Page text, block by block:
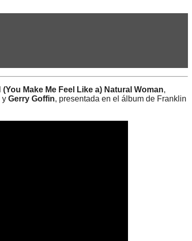
(You Make Me Feel Like a) Natural Woman,
y Gerry Goffin, presentada en el álbum de Franklin